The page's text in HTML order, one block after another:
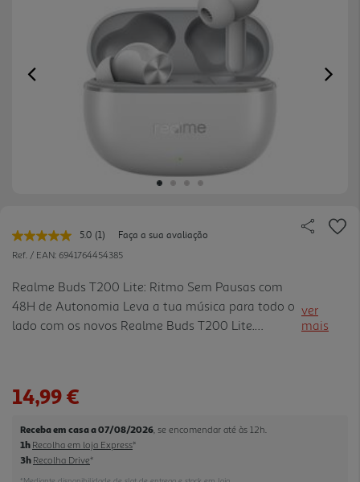
Previous
5.0 Leu
uma
Link
para
a
mesma
página.
(1)
Faça a sua avaliação
Ref. / EAN: 6941764454385
Realme Buds T200 Lite: Ritmo Sem Pausas com
48H de Autonomia Leva a tua música para todo o
lado com os novos Realme Buds T200 Lite.
Com drivers dinâmicos de 12.4mm, desfruta de
cada faixa. Destaques: - Som Imersivo: Driver de
graves de 12.4mm para uma experiência áudio rica
ver
mais
14,99 €
Receba em casa a 07/08/2026 , se encomendar até às 12h.
1h Recolha em loja Express*
3h Recolha Drive*